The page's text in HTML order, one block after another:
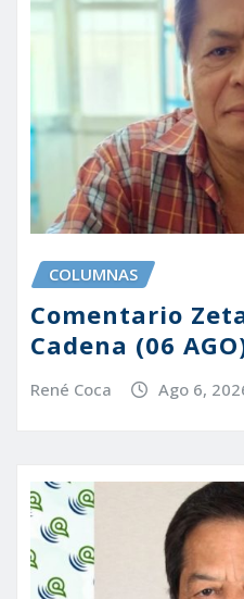
COLUMNAS
Comentario
Cadena (06
René Coca Ago 6,